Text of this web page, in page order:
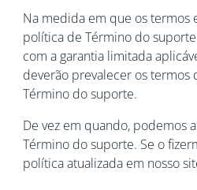
Na medida em que os termos
política de Término do
com a garantia limitada
deverão prevalecer os termos
Término do suporte.
De vez em quando, podemos
Término do suporte. Se o
política atualizada em nosso